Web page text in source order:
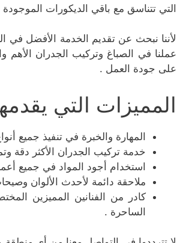
التي تتناسق مع باقي الديكورات
لأننا نبحث عن تقديم الخدمة الأفضل في
عملنا في الصباغ وتركيب الجدران الأهم
على جودة العمل .
المميزات التي
المهارة والخبرة في تنفيذ جميع
خدمة تركيب الجدران الأكثر دقة
استخدام أجود المواد في جميع
ملاحقة دائمة لأحدث الألوان
كادر من الفنانين المميزين
الساحرة .